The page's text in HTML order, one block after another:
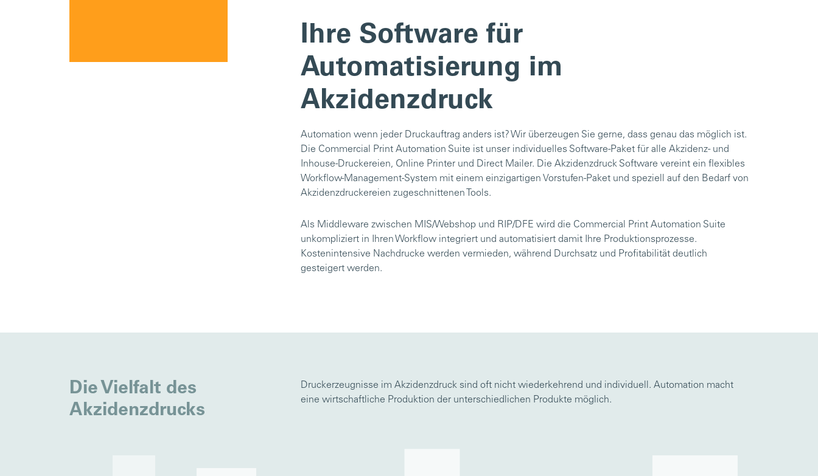
Ihre Software für
Automatisierung im
Akzidenzdruck
Automation wenn jeder Druckauftrag anders ist? Wir überzeugen Sie gerne, dass genau das möglich ist.
Die Commercial Print Automation Suite ist unser individuelles Software-Paket für alle Akzidenz- und
Inhouse-Druckereien, Online Printer und Direct Mailer. Die Akzidenzdruck Software vereint ein flexibles
Workflow-Management-System mit einem einzigartigen Vorstufen-Paket und speziell auf den Bedarf von
Akzidenzdruckereien zugeschnittenen Tools.
Als Middleware zwischen MIS/Webshop und RIP/DFE wird die Commercial Print Automation Suite
unkompliziert in Ihren Workflow integriert und automatisiert damit Ihre Produktionsprozesse.
Kostenintensive Nachdrucke werden vermieden, während Durchsatz und Profitabilität deutlich
gesteigert werden.
Die Vielfalt des
Akzidenzdrucks
Druckerzeugnisse im Akzidenzdruck sind oft nicht wiederkehrend und individuell. Automation macht
eine wirtschaftliche Produktion der unterschiedlichen Produkte möglich.